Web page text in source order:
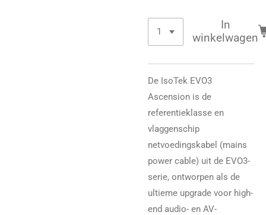
In
winkelwagen
De IsoTek EVO3
Ascension is de
referentieklasse en
vlaggenschip
netvoedingskabel (mains
power cable) uit de EVO3-
serie, ontworpen als de
ultieme upgrade voor high-
end audio- en AV-